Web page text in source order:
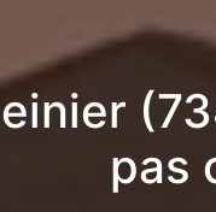
pas